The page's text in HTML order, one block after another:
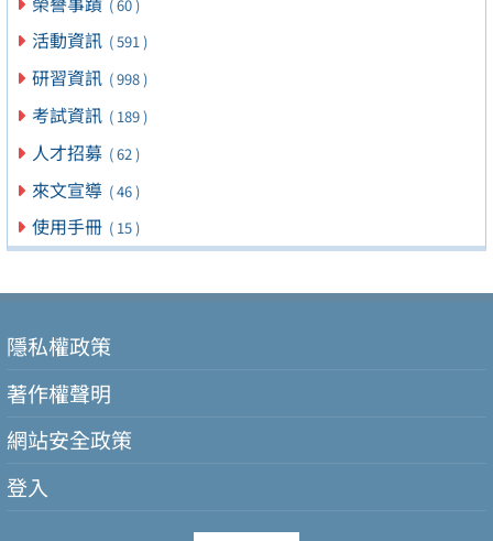
( 60 )
活動資訊 ( 591 )
研習資訊 ( 998 )
考試資訊 ( 189 )
人才招募 ( 62 )
來文宣導 ( 46 )
使用手冊 ( 15 )
隱私權政策
著作權聲明
網站安全政策
登入